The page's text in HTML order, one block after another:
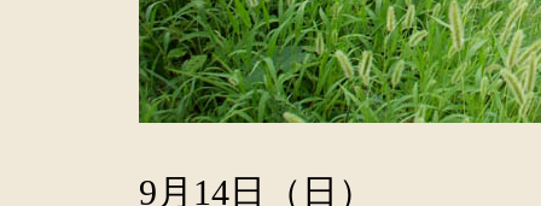
9月14日（日）